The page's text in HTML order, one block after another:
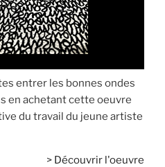
entrer les bonnes ondes
en achetant cette oeuvre
du travail du jeune artiste
> Découvrir l'oeuvre